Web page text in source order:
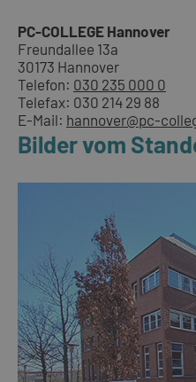
PC-COLLEGE Hannover
Freundallee 13a
30173 Hannover
Telefon: 030 235 000 0
Telefax: 030 214 29 88
E-Mail: hannover@pc-
Bilder vom